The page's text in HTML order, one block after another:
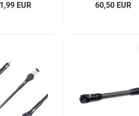
EUR 60,50 EUR